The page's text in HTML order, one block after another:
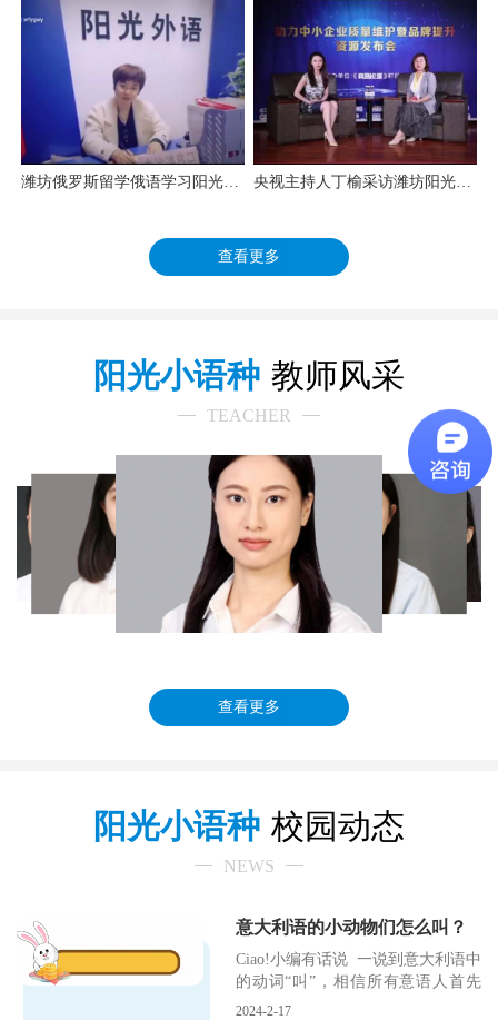
查看更多
阳光小语种 教师风采
TEACHER
查看更多
阳光小语种 校园动态
NEWS
意大利语的小动物们怎么叫？
Ciao!小编有话说 一说到意大利语中
的动词“叫”，相信所有意语人首先
会想到的
2024-2-17